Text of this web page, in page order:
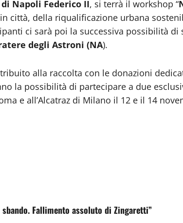
Napoli Federico II, si terrà il workshop “
città, della riqualificazione urbana
ci sarà poi la successiva possibilità di
degli Astroni (NA).
alla raccolta con le donazioni
la possibilità di partecipare a due
e all’Alcatraz di Milano il 12 e il 14
Fallimento assoluto di Zingaretti”